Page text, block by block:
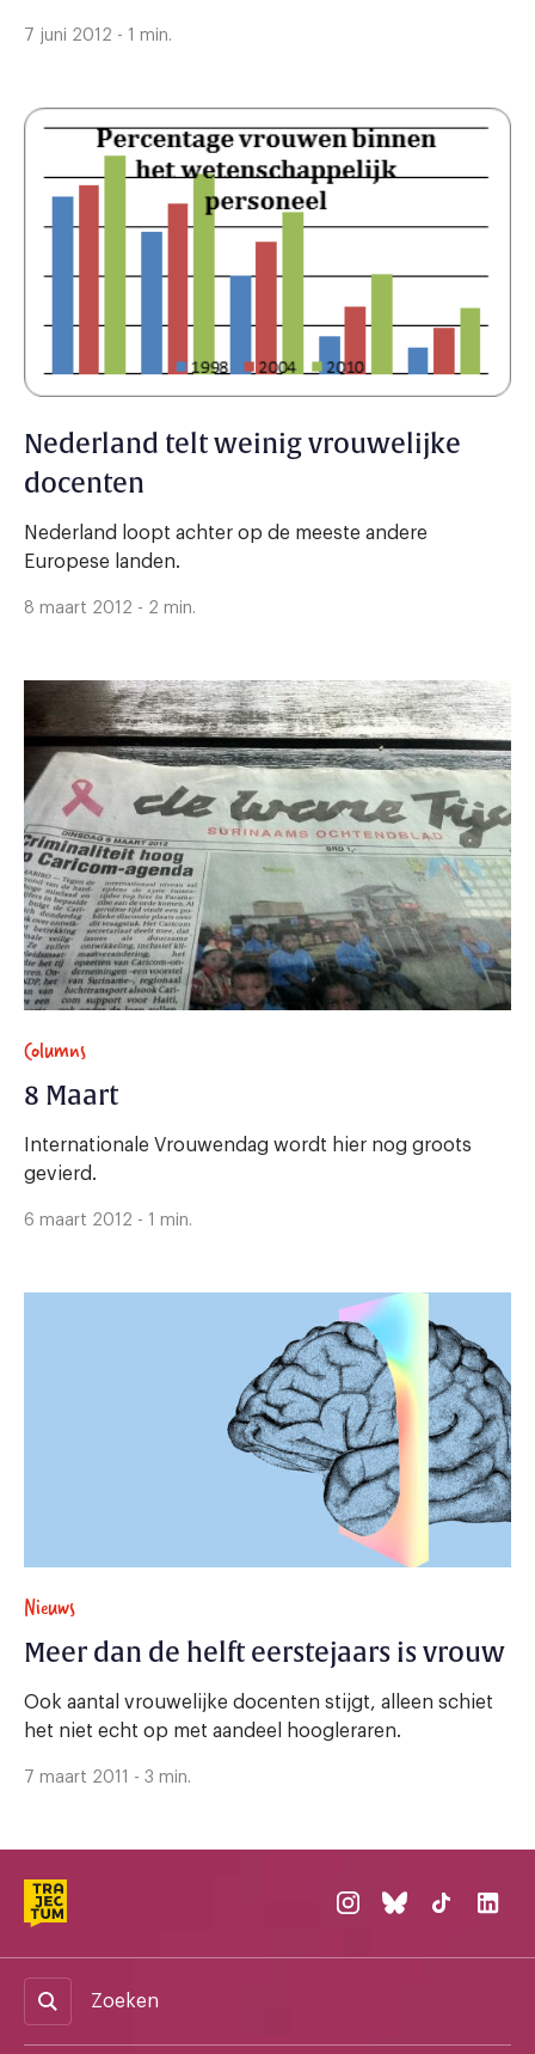
7 juni 2012 - 1 min.
Nederland telt weinig vrouwelijke
docenten
Nederland loopt achter op de meeste andere
Europese landen.
8 maart 2012 - 2 min.
Columns
8 Maart
Internationale Vrouwendag wordt hier nog groots
gevierd.
6 maart 2012 - 1 min.
Nieuws
Meer dan de helft eerstejaars is vrouw
Ook aantal vrouwelijke docenten stijgt, alleen schiet
het niet echt op met aandeel hoogleraren.
7 maart 2011 - 3 min.
Zoeken